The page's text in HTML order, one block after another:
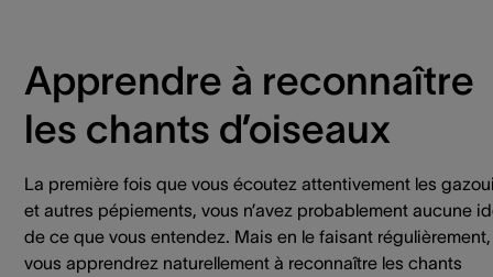
Apprendre à reconnaître
les chants d’oiseaux
La première fois que vous écoutez attentivement les
et autres pépiements, vous n’avez probablement aucune
de ce que vous entendez. Mais en le faisant régulièrement,
vous apprendrez naturellement à reconnaître les chants